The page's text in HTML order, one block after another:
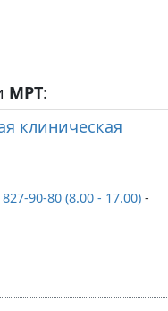
МРТ:
клиническая
90-80 (8.00 - 17.00) -